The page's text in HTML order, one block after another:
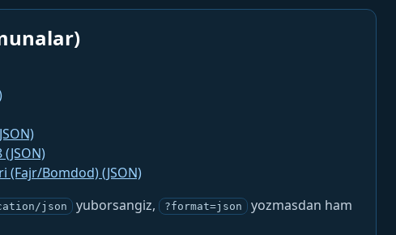
(Fajr/Bomdod) (JSON)
json yuborsangiz, ?format=json
yozmasdan ham